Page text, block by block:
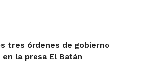
tres órdenes de gobierno
la presa El Batán